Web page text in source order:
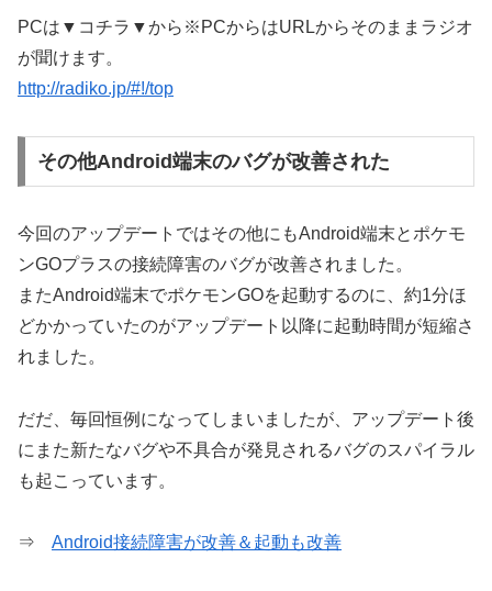
PCは▼コチラ▼から※PCからはURLからそのままラジオ
が聞けます。
http://radiko.jp/#!/top
その他Android端末のバグが改善された
今回のアップデートではその他にもAndroid端末とポケモ
ンGOプラスの接続障害のバグが改善されました。
またAndroid端末でポケモンGOを起動するのに、約1分ほ
どかかっていたのがアップデート以降に起動時間が短縮さ
れました。
だだ、毎回恒例になってしまいましたが、アップデート後
にまた新たなバグや不具合が発見されるバグのスパイラル
も起こっています。
⇒ Android接続障害が改善＆起動も改善